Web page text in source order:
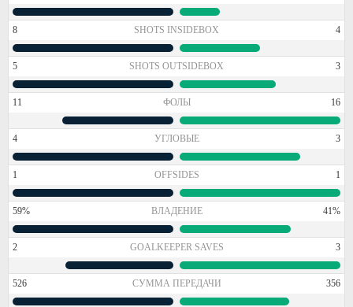
8 SHOTS INSIDEBOX 4
5 SHOTS OUTSIDEBOX 3
11 ФОЛЫ 16
4 УГЛОВЫЕ 3
1 OFFSIDES 1
59% ВЛАДЕНИЕ 41%
2 GOALKEEPER SAVES 3
526 СУММА ПЕРЕДАЧИ 356